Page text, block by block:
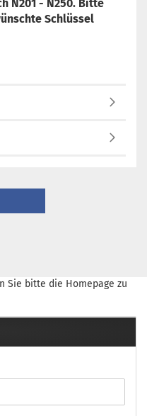
N201 - N250. Bitte
Schlüssel
Sie bitte die Homepage zu